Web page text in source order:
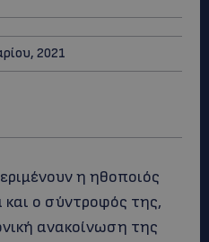
2021
η ηθοποιός
ο σύντροφός της,
ανακοίνωση της